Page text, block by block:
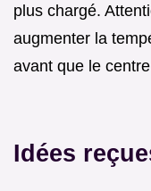
plus chargé.
augmenter la
avant que le
Idées